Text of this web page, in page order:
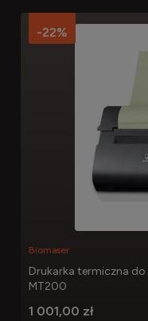
Drukarka termiczna
MT200
Biomaser
1 001,00 zł
-22%